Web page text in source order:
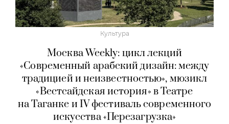
Культура
Москва Weekly: цикл лекций
«Современный арабский дизайн: между
традицией и неизвестностью», мюзикл
«Вестсайдская история» в Театре
на Таганке и IV фестиваль современного
искусства «Перезагрузка»